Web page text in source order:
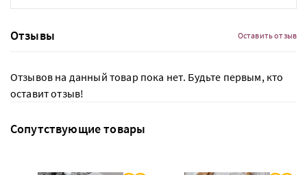
Отзывы Оставить отзыв
Отзывов на данный товар пока нет. Будьте первым, кто
оставит отзыв!
Сопутствующие товары